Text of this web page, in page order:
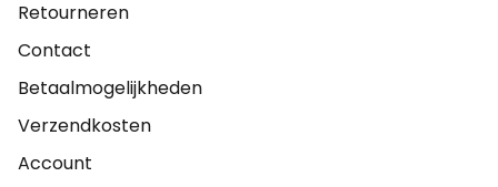
Retourneren
Contact
Betaalmogelijkheden
Verzendkosten
Account